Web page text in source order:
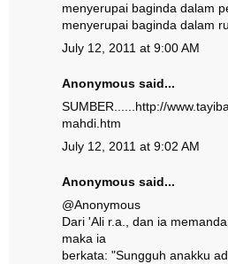
menyerupai baginda dalam
menyerupai baginda dalam
July 12, 2011 at 9:00 AM
Anonymous said...
SUMBER......http://
mahdi.htm
July 12, 2011 at 9:02 AM
Anonymous said...
@Anonymous
Dari 'Ali r.a., dan ia
maka ia
berkata: "Sungguh anakku